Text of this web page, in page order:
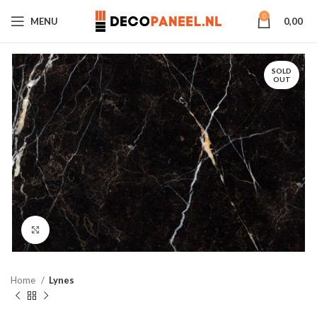
MENU 0 0,00
SOLD
OUT
Click to enlarge
Home Lynes